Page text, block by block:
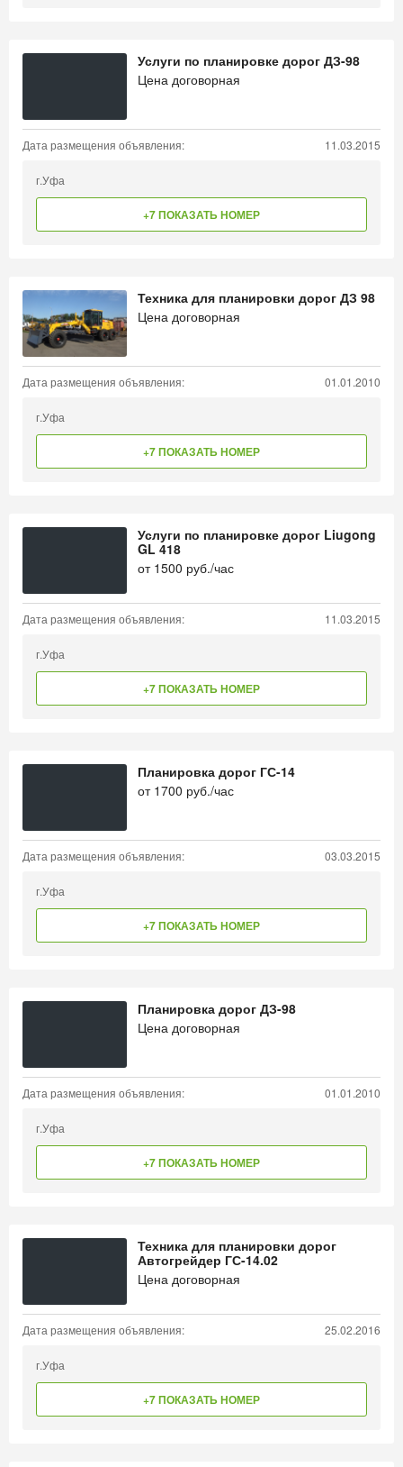
Услуги по планировке дорог ДЗ-98
Цена договорная
Дата размещения объявления: 11.03.2015
г.Уфа
+7 ПОКАЗАТЬ НОМЕР
Техника для планировки дорог ДЗ 98
Цена договорная
Дата размещения объявления: 01.01.2010
г.Уфа
+7 ПОКАЗАТЬ НОМЕР
Услуги по планировке дорог Liugong
GL 418
от 1500 руб./час
Дата размещения объявления: 11.03.2015
г.Уфа
+7 ПОКАЗАТЬ НОМЕР
Планировка дорог ГС-14
от 1700 руб./час
Дата размещения объявления: 03.03.2015
г.Уфа
+7 ПОКАЗАТЬ НОМЕР
Планировка дорог ДЗ-98
Цена договорная
Дата размещения объявления: 01.01.2010
г.Уфа
+7 ПОКАЗАТЬ НОМЕР
Техника для планировки дорог
Автогрейдер ГС-14.02
Цена договорная
Дата размещения объявления: 25.02.2016
г.Уфа
+7 ПОКАЗАТЬ НОМЕР